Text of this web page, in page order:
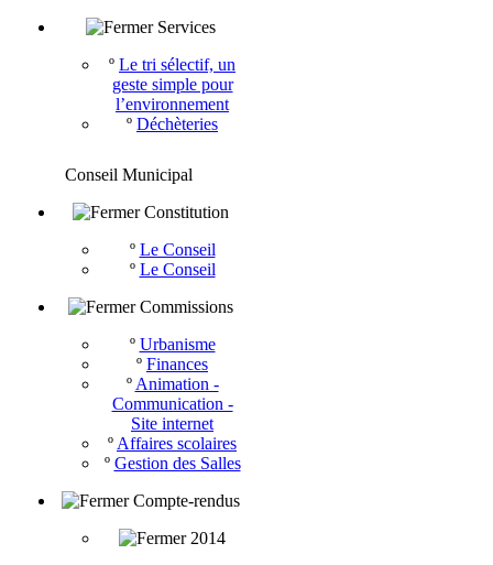
Services
º Le tri sélectif, un
geste simple pour
l’environnement
º Déchèteries
Conseil Municipal
Constitution
º Le Conseil
º Le Conseil
Commissions
º Urbanisme
º Finances
º Animation -
Communication -
Site internet
º Affaires scolaires
º Gestion des Salles
Compte-rendus
2014